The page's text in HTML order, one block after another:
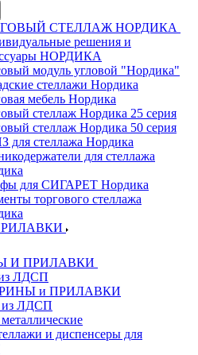
СТЕЛЛАЖ НОРДИКА
решения и
НОРДИКА
модуль угловой "Нордика"
стеллажи Нордика
мебель Нордика
стеллаж Нордика 25 серия
стеллаж Нордика 50 серия
для стеллажа Нордика
для стеллажа
для СИГАРЕТ Нордика
торгового стеллажа
И ПРИЛАВКИ
ЛДСП
и ПРИЛАВКИ
из ЛДСП
и диспенсеры для